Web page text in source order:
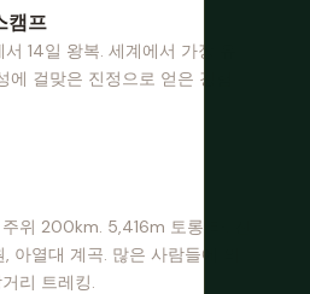
캠프
14일 왕복. 세계에서 가장 유
걸맞은 진정으로 얻은 경험
위 200km. 5,416m 토롱 라. 진
아열대 계곡. 많은 사람들에 의
리 트레킹.